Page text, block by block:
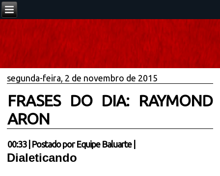
segunda-feira, 2 de novembro de 2015
FRASES DO DIA: RAYMOND
ARON
00:33| Postado por Equipe Baluarte
Dialeticando